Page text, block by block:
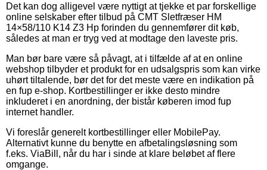
Det kan dog alligevel være nyttigt at tjekke et par forskellige
online selskaber efter tilbud på CMT Sletfræser HM
14×58/110 K14 Z3 Hp forinden du gennemfører dit køb,
således at man er tryg ved at modtage den laveste pris.
Man bør bare være så påvagt, at i tilfælde af at en online
webshop tilbyder et produkt for en udsalgspris som kan virke
uhørt tiltalende, bør det for det meste være en indikation på
en fup e-shop. Kortbestillinger er ikke desto mindre
inkluderet i en anordning, der bistår køberen imod fup
internet handler.
Vi foreslår generelt kortbestillinger eller MobilePay.
Alternativt kunne du benytte en afbetalingsløsning som
f.eks. ViaBill, når du har i sinde at klare beløbet af flere
omgange.